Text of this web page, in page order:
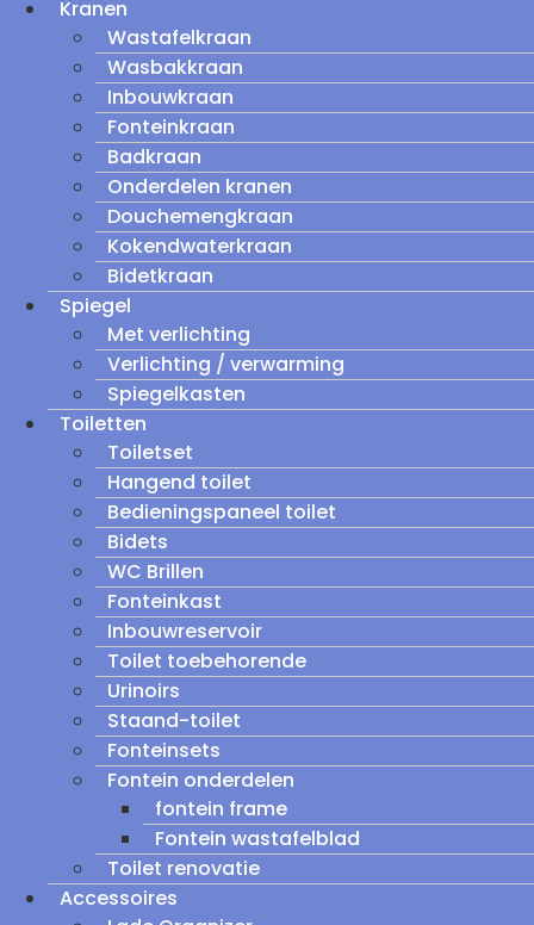
Kranen
Wastafelkraan
Wasbakkraan
Inbouwkraan
Fonteinkraan
Badkraan
Onderdelen kranen
Douchemengkraan
Kokendwaterkraan
Bidetkraan
Spiegel
Met verlichting
Verlichting / verwarming
Spiegelkasten
Toiletten
Toiletset
Hangend toilet
Bedieningspaneel toilet
Bidets
WC Brillen
Fonteinkast
Inbouwreservoir
Toilet toebehorende
Urinoirs
Staand-toilet
Fonteinsets
Fontein onderdelen
fontein frame
Fontein wastafelblad
Toilet renovatie
Accessoires